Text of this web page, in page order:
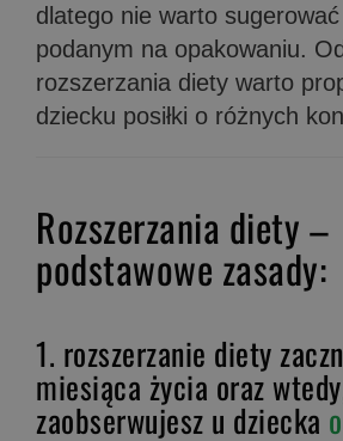
dlatego nie warto
podanym na opakowaniu.
rozszerzania diety warto
dziecku posiłki o różnych
Rozszerzania diety –
podstawowe zasady:
1. rozszerzanie diety
miesiąca życia oraz
zaobserwujesz u dziecka